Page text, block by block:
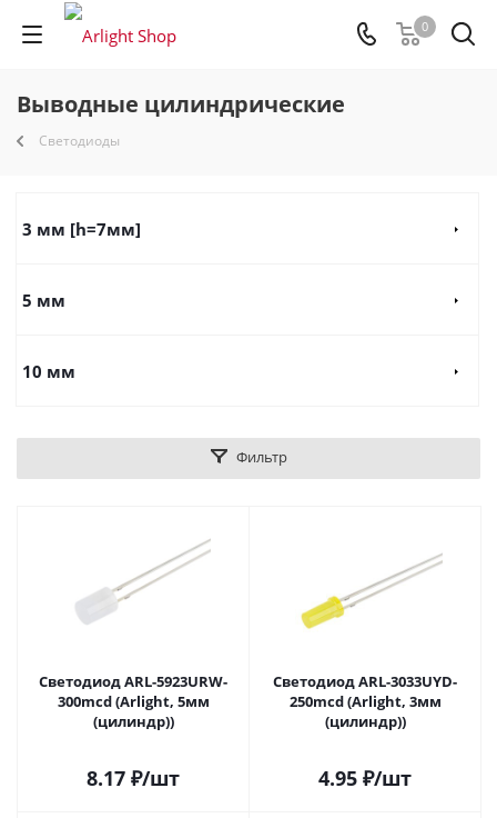
0
Выводные цилиндрические
Светодиоды
3 мм [h=7мм]
5 мм
10 мм
Фильтр
Светодиод ARL-5923URW-
300mcd (Arlight, 5мм
(цилиндр))
8.17 ₽/шт
Светодиод ARL-3033UYD-
250mcd (Arlight, 3мм
(цилиндр))
4.95 ₽/шт